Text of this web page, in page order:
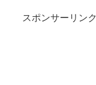
スポンサーリンク